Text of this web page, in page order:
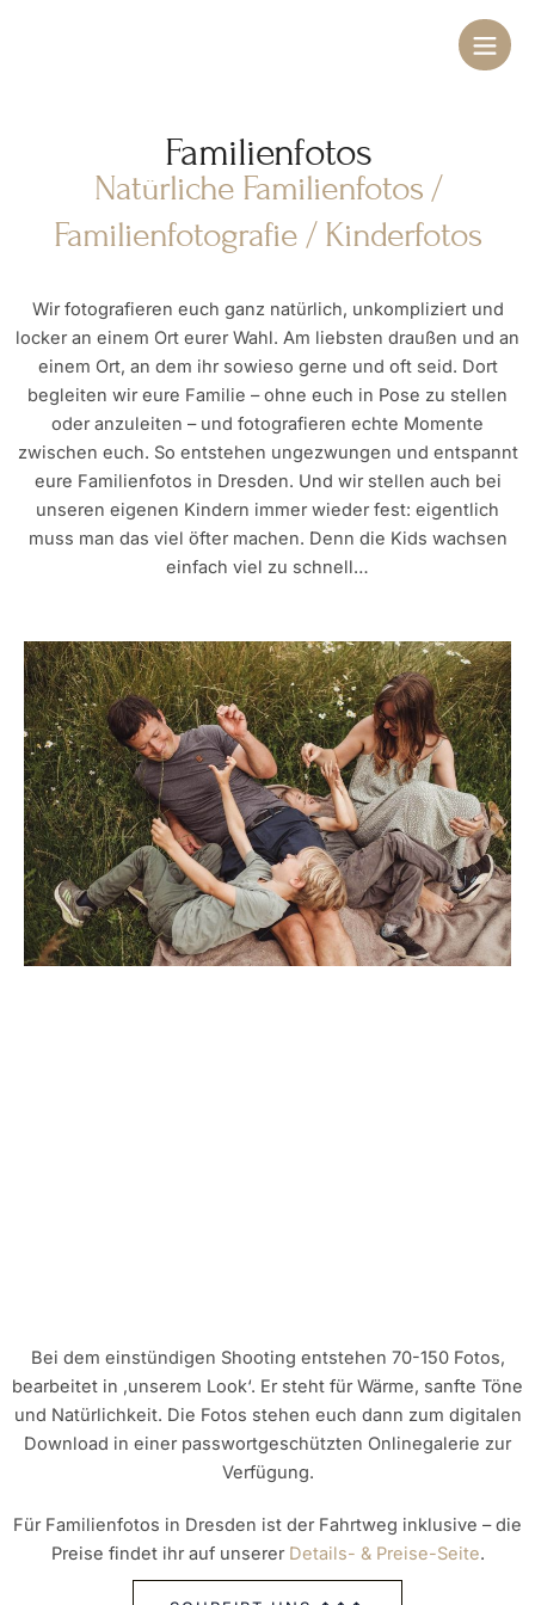
Main
Familienfotos
Natürliche Familienfotos /
Familienfotografie / Kinderfotos
Wir fotografieren euch ganz natürlich, unkompliziert und
locker an einem Ort eurer Wahl. Am liebsten draußen und an
einem Ort, an dem ihr sowieso gerne und oft seid. Dort
begleiten wir eure Familie – ohne euch in Pose zu stellen
oder anzuleiten – und fotografieren echte Momente
zwischen euch. So entstehen ungezwungen und entspannt
eure Familienfotos in Dresden. Und wir stellen auch bei
unseren eigenen Kindern immer wieder fest: eigentlich
muss man das viel öfter machen. Denn die Kids wachsen
einfach viel zu schnell…
Bei dem einstündigen Shooting entstehen 70-150 Fotos,
bearbeitet in ‚unserem Look‘. Er steht für Wärme, sanfte Töne
und Natürlichkeit. Die Fotos stehen euch dann zum digitalen
Download in einer passwortgeschützten Onlinegalerie zur
Verfügung.
Für Familienfotos in Dresden ist der Fahrtweg inklusive – die
Preise findet ihr auf unserer Details- & Preise-Seite.